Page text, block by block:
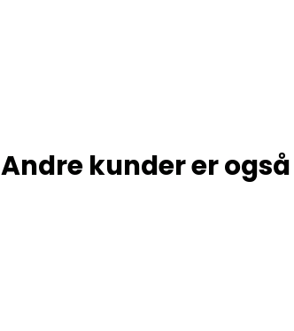
Andre kunder er